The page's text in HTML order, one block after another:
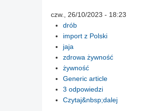
czw., 26/10/2023 - 18:23
drób
import z Polski
jaja
zdrowa żywność
żywność
Generic article
3 odpowiedzi
Czytaj&nbsp;dalej